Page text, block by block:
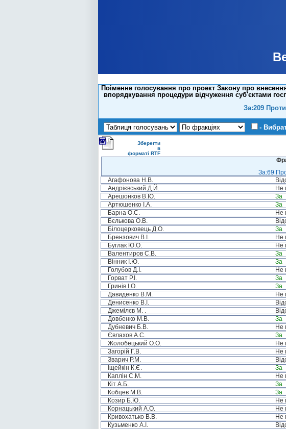
Поіменне голосування про проект Закону про
впорядкування процедури відчуження суб'єктами
За:209
-
Зберегти
в
форматі RTF
За:69
Агафонова Н.В.
Андрієвський Д.Й.
Не
Арешонков В.Ю.
За
Артюшенко І.А.
За
Барна О.С.
Не
Бєлькова О.В.
Білоцерковець Д.О.
За
Брензович В.І.
Не
Буглак Ю.О.
Не
Валентиров С.В.
За
Вінник І.Ю.
За
Голубов Д.І.
Не
Горват Р.І.
За
Гринів І.О.
За
Давиденко В.М.
Не
Денисенко В.І.
Джемілєв М. .
Довбенко М.В.
За
Дубневич Б.В.
Не
Євлахов А.С.
За
Жолобецький О.О.
Не
Загорій Г.В.
Не
Зварич Р.М.
Іщейкін К.Є.
За
Каплін С.М.
Не
Кіт А.Б.
За
Кобцев М.В.
За
Козир Б.Ю.
Не
Корнацький А.О.
Не
Кривохатько В.В.
Не
Кузьменко А.І.